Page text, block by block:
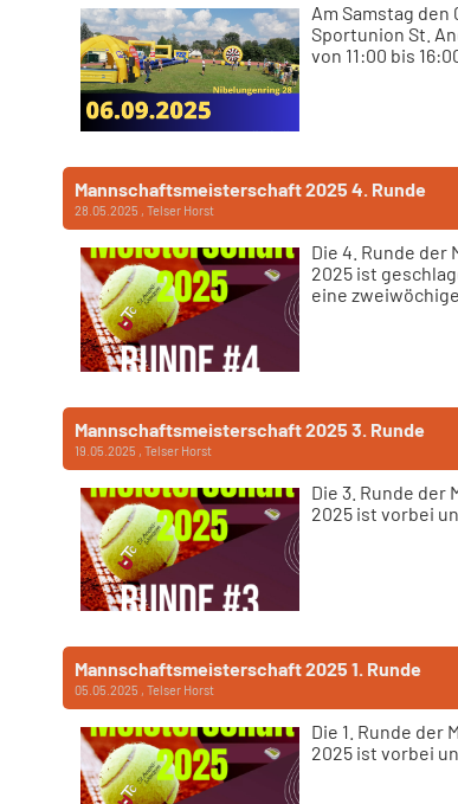
Am Samstag
Sportunion St.
von 11:00 bis
Mannschaftsmeisterschaft 2025 4. Runde
28.05.2025 , Telser Horst
Die 4. Runde
2025 ist
eine
Mannschaftsmeisterschaft 2025 3. Runde
19.05.2025 , Telser Horst
Die 3. Runde
2025 ist vorbei
Mannschaftsmeisterschaft 2025 1. Runde
05.05.2025 , Telser Horst
Die 1. Runde der
2025 ist vorbei